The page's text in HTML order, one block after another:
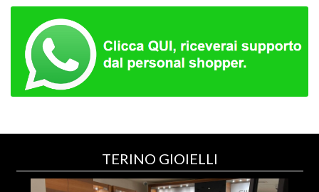
TERINO GIOIELLI